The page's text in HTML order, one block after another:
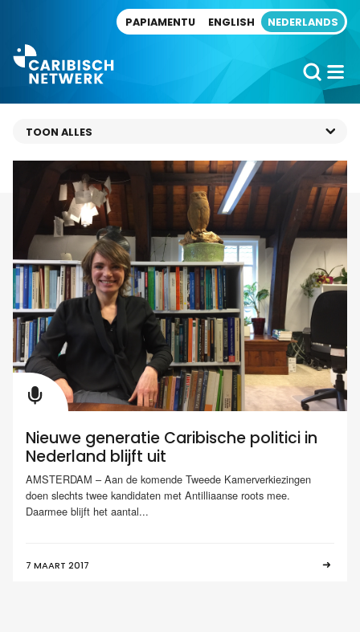
PAPIAMENTU ENGLISH NEDERLANDS
Nieuwe generatie Caribische politici in
Nederland blijft uit
AMSTERDAM – Aan de komende Tweede Kamerverkiezingen
doen slechts twee kandidaten met Antilliaanse roots mee.
Daarmee blijft het aantal...
7 MAART 2017